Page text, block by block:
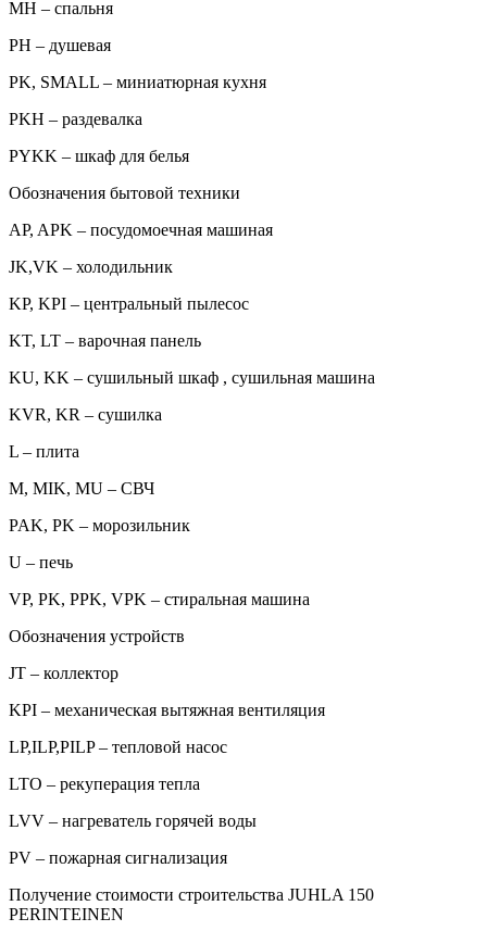
MH – спальня
PH – душевая
PK, SMALL – миниатюрная кухня
PKH – раздевалка
PYKK – шкаф для белья
Обозначения бытовой техники
AP, APK – посудомоечная машиная
JK,VK – холодильник
KP, KPI – центральный пылесос
KT, LT – варочная панель
KU, KK – сушильный шкаф , сушильная машина
KVR, KR – сушилка
L – плита
M, MIK, MU – СВЧ
PAK, PK – морозильник
U – печь
VP, PK, PPK, VPK – стиральная машина
Обозначения устройств
JT – коллектор
KPI – механическая вытяжная вентиляция
LP,ILP,PILP – тепловой насос
LTO – рекуперация тепла
LVV – нагреватель горячей воды
PV – пожарная сигнализация
Получение стоимости строительства JUHLA 150
PERINTEINEN